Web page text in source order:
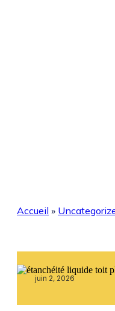
Accueil »
juin 2, 2026